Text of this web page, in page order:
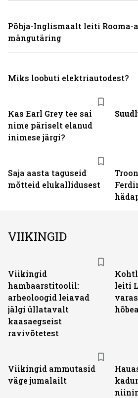
Kas Earl Grey tee sai
nime päriselt elanud
inimese järgi?
Saja aasta taguseid
mõtteid elukallidusest
Põhja-Inglismaalt leiti Rooma-
mängutäring
Miks loobuti elektriautodest?
VIIKINGID
Viikingid
hambaarstitoolil:
arheoloogid leiavad
jälgi üllatavalt
kaasaegseist
ravivõtetest
leiti
Viikingid ammutasid
väge jumalailt